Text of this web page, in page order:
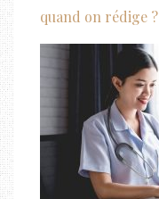
quand on rédige ?